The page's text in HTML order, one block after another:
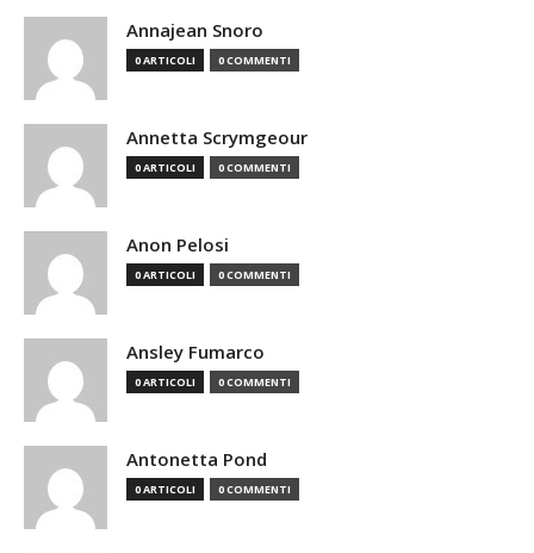
Annajean Snoro
0 ARTICOLI 0 COMMENTI
Annetta Scrymgeour
0 ARTICOLI 0 COMMENTI
Anon Pelosi
0 ARTICOLI 0 COMMENTI
Ansley Fumarco
0 ARTICOLI 0 COMMENTI
Antonetta Pond
0 ARTICOLI 0 COMMENTI